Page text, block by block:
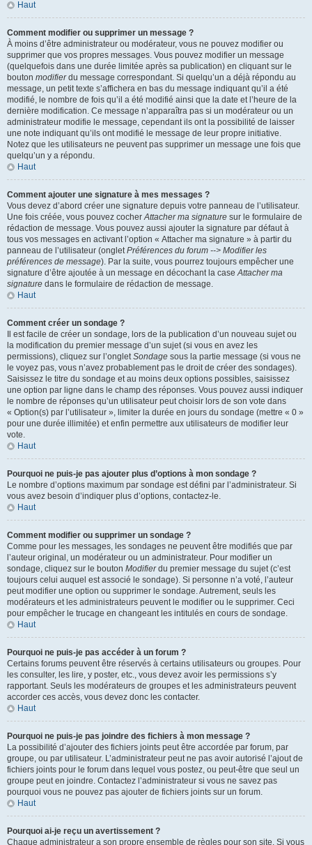
Haut
Comment modifier ou supprimer un message ?
À moins d’être administrateur ou modérateur, vous ne pouvez modifier ou
supprimer que vos propres messages. Vous pouvez modifier un message
(quelquefois dans une durée limitée après sa publication) en cliquant sur le
bouton modifierdu message correspondant. Si quelqu’un a déjà répondu au
message, un petit texte s’affichera en bas du message indiquant qu’il a été
modifié, le nombre de fois qu’il a été modifié ainsi que la date et l’heure de la
dernière modification. Ce message n’apparaîtra pas si un modérateur ou un
administrateur modifie le message, cependant ils ont la possibilité de laisser
une note indiquant qu’ils ont modifié le message de leur propre initiative.
Notez que les utilisateurs ne peuvent pas supprimer un message une fois que
quelqu’un y a répondu.
Haut
Comment ajouter une signature à mes messages ?
Vous devez d’abord créer une signature depuis votre panneau de l’utilisateur.
Une fois créée, vous pouvez cocherAttacher ma signature sur le formulaire de
rédaction de message. Vous pouvez aussi ajouter la signature par défaut à
tous vos messages en activant l’option « Attacher ma signature » à partir du
panneau de l’utilisateur (ongletPréférences du forum --> Modifier les
préférences de message). Par la suite, vous pourrez toujours empêcher une
signature d’être ajoutée à un message en décochant la caseAttacher ma
signature dans le formulaire de rédaction de message.
Haut
Comment créer un sondage ?
Il est facile de créer un sondage, lors de la publication d’un nouveau sujet ou
la modification du premier message d’un sujet (si vous en avez les
permissions), cliquez sur l’ongletSondage sous la partie message (si vous ne
le voyez pas, vous n’avez probablement pas le droit de créer des sondages).
Saisissez le titre du sondage et au moins deux options possibles, saisissez
une option par ligne dans le champ des réponses. Vous pouvez aussi indiquer
le nombre de réponses qu’un utilisateur peut choisir lors de son vote dans
« Option(s) par l’utilisateur », limiter la durée en jours du sondage (mettre « 0 »
pour une durée illimitée) et enfin permettre aux utilisateurs de modifier leur
vote.
Haut
Pourquoi ne puis-je pas ajouter plus d’options à mon sondage ?
Le nombre d’options maximum par sondage est défini par l’administrateur. Si
vous avez besoin d’indiquer plus d’options, contactez-le.
Haut
Comment modifier ou supprimer un sondage ?
Comme pour les messages, les sondages ne peuvent être modifiés que par
l’auteur original, un modérateur ou un administrateur. Pour modifier un
sondage, cliquez sur le bouton Modifierdu premier message du sujet (c’est
toujours celui auquel est associé le sondage). Si personne n’a voté, l’auteur
peut modifier une option ou supprimer le sondage. Autrement, seuls les
modérateurs et les administrateurs peuvent le modifier ou le supprimer. Ceci
pour empêcher le trucage en changeant les intitulés en cours de sondage.
Haut
Pourquoi ne puis-je pas accéder à un forum ?
Certains forums peuvent être réservés à certains utilisateurs ou groupes. Pour
les consulter, les lire, y poster, etc., vous devez avoir les permissions s’y
rapportant. Seuls les modérateurs de groupes et les administrateurs peuvent
accorder ces accès, vous devez donc les contacter.
Haut
Pourquoi ne puis-je pas joindre des fichiers à mon message ?
La possibilité d’ajouter des fichiers joints peut être accordée par forum, par
groupe, ou par utilisateur. L’administrateur peut ne pas avoir autorisé l’ajout de
fichiers joints pour le forum dans lequel vous postez, ou peut-être que seul un
groupe peut en joindre. Contactez l’administrateur si vous ne savez pas
pourquoi vous ne pouvez pas ajouter de fichiers joints sur un forum.
Haut
Pourquoi ai-je reçu un avertissement ?
Chaque administrateur a son propre ensemble de règles pour son site. Si vous